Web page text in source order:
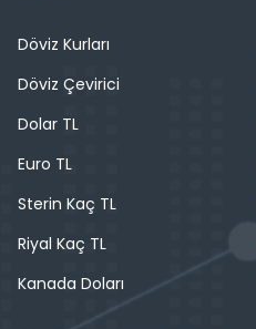
Döviz Kurları
Döviz Çevirici
Dolar TL
Euro TL
Sterin Kaç TL
Riyal Kaç TL
Kanada Doları